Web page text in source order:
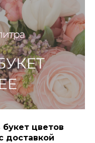
цветов
доставкой